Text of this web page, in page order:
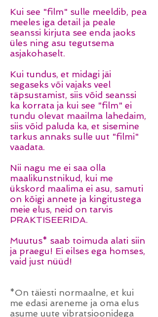
Kui see "film" sulle meeldib, pea
meeles iga detail ja peale
seanssi kirjuta see enda jaoks
üles ning asu tegutsema
asjakohaselt.
Kui tundus, et midagi jäi
segaseks või vajaks veel
täpsustamist, siis võid seanssi
ka korrata ja kui see "film" ei
tundu olevat maailma lahedaim,
siis võid paluda ka, et sisemine
tarkus annaks sulle uut "filmi"
vaadata.
Nii nagu me ei saa olla
maalikunstnikud, kui me
ükskord maalima ei asu, samuti
on kõigi annete ja kingitustega
meie elus, neid on tarvis
PRAKTISEERIDA.
Muutus* saab toimuda alati siin
ja praegu! Ei eilses ega homses,
vaid just nüüd!
*On täiesti normaalne, et kui
me edasi areneme ja oma elus
asume uute vibratsioonidega